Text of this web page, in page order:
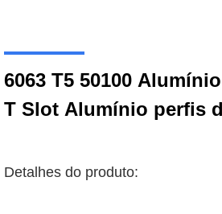
6063 T5 50100
T Slot Alumínio perfis
Detalhes do produto: